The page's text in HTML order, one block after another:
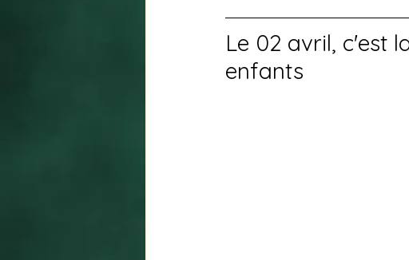
Le 02 avril, c'est
enfants